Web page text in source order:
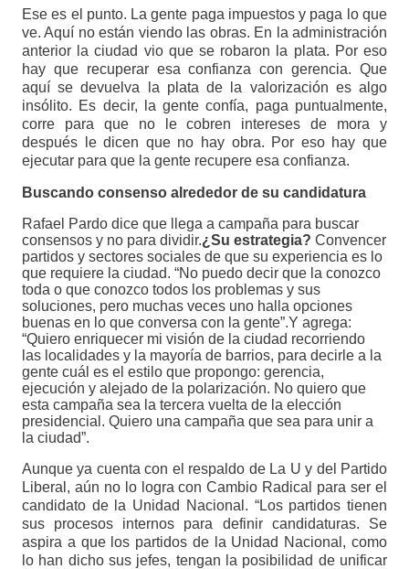
Ese es el punto. La gente paga impuestos y paga lo que
ve. Aquí no están viendo las obras. En la administración
anterior la ciudad vio que se robaron la plata. Por eso
hay que recuperar esa confianza con gerencia. Que
aquí se devuelva la plata de la valorización es algo
insólito. Es decir, la gente confía, paga puntualmente,
corre para que no le cobren intereses de mora y
después le dicen que no hay obra. Por eso hay que
ejecutar para que la gente recupere esa confianza.
Buscando consenso alrededor de su candidatura
Rafael Pardo dice que llega a campaña para buscar
consensos y no para dividir.¿Su estrategia? Convencer
partidos y sectores sociales de que su experiencia es lo
que requiere la ciudad. “No puedo decir que la conozco
toda o que conozco todos los problemas y sus
soluciones, pero muchas veces uno halla opciones
buenas en lo que conversa con la gente”.Y agrega:
“Quiero enriquecer mi visión de la ciudad recorriendo
las localidades y la mayoría de barrios, para decirle a la
gente cuál es el estilo que propongo: gerencia,
ejecución y alejado de la polarización. No quiero que
esta campaña sea la tercera vuelta de la elección
presidencial. Quiero una campaña que sea para unir a
la ciudad”.
Aunque ya cuenta con el respaldo de La U y del Partido
Liberal, aún no lo logra con Cambio Radical para ser el
candidato de la Unidad Nacional. “Los partidos tienen
sus procesos internos para definir candidaturas. Se
aspira a que los partidos de la Unidad Nacional, como
lo han dicho sus jefes, tengan la posibilidad de unificar